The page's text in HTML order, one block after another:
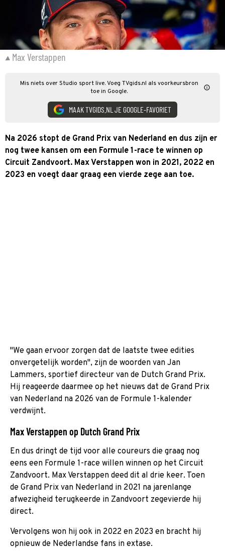
Max Verstappen
Mis niets over Studio sport live. Voeg TVgids.nl als voorkeursbron
toe in Google.
MAAK TVGIDS.NL JE GOOGLE-FAVORIET
Na 2026 stopt de Grand Prix van Nederland en dus zijn er
nog twee kansen om een Formule 1-race te winnen op
Circuit Zandvoort. Max Verstappen won in 2021, 2022 en
2023 en voegt daar graag een vierde zege aan toe.
"We gaan ervoor zorgen dat de laatste twee edities
onvergetelijk worden", zijn de woorden van Jan
Lammers, sportief directeur van de Dutch Grand Prix.
Hij reageerde daarmee op het nieuws dat de Grand Prix
van Nederland na 2026 van de Formule 1-kalender
verdwijnt.
Max Verstappen op Dutch Grand Prix
En dus dringt de tijd voor alle coureurs die graag nog
eens een Formule 1-race willen winnen op het Circuit
Zandvoort. Max Verstappen deed dit al drie keer. Toen
de Grand Prix van Nederland in 2021 na jarenlange
afwezigheid terugkeerde in Zandvoort zegevierde hij
direct.
Vervolgens won hij ook in 2022 en 2023 en bracht hij
opnieuw de Nederlandse fans in extase.